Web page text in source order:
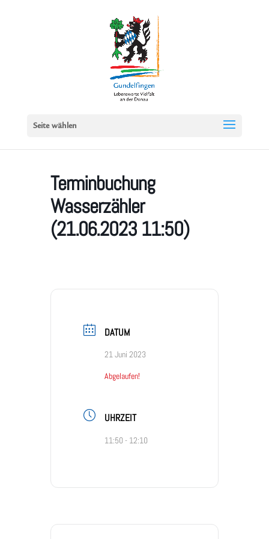
Seite wählen
Terminbuchung
Wasserzähler
(21.06.2023 11:50)
DATUM
21 Juni 2023
Abgelaufen!
UHRZEIT
11:50 - 12:10